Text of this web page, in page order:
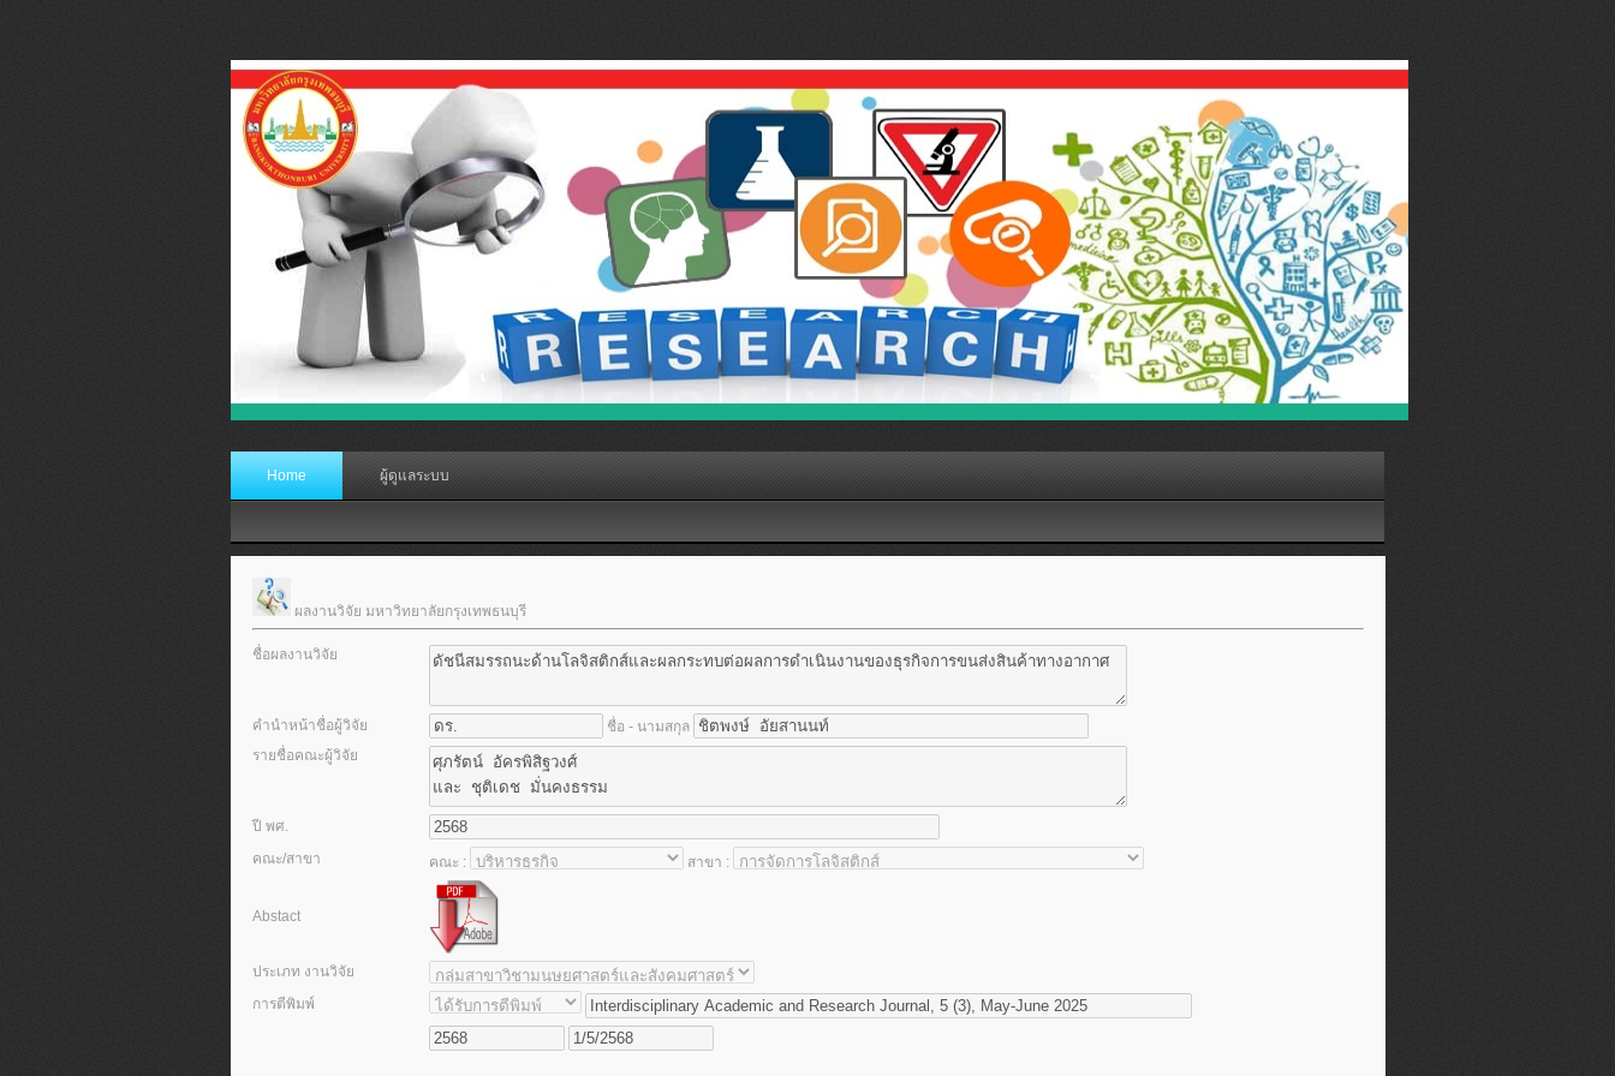
Home ผู้ดูแลระบบ
ผลงานวิจัย มหาวิทยาลัยกรุงเทพธนบุรี
ชื่อผลงานวิจัย
คำนำหน้าชื่อผู้วิจัย
ชื่อ - นามสกุล
รายชื่อคณะผู้วิจัย
ปี พศ.
คณะ/สาขา
คณะ : สาขา :
Abstact
ประเภท งานวิจัย
การตีพิมพ์